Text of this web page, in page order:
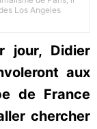
Los Angeles
jour, Didier
aux
de France
chercher